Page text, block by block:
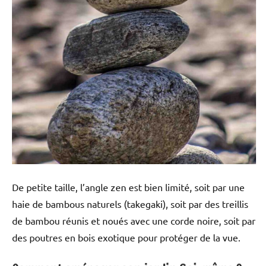
De petite taille, l’angle zen est bien limité, soit par une
haie de bambous naturels (takegaki), soit par des treillis
de bambou réunis et noués avec une corde noire, soit par
des poutres en bois exotique pour protéger de la vue.